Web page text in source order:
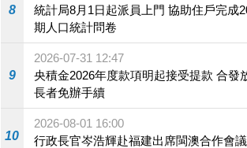
8
統計局8月1日起派員上門 協助住戶完成2026 中
期人口統計問卷
9
2026-07-31 12:47
央積金2026年度款項明起接受提款 合發放條件
長者免辦手續
10
2026-08-01 16:00
行政長官岑浩輝赴福建出席閩澳合作會議